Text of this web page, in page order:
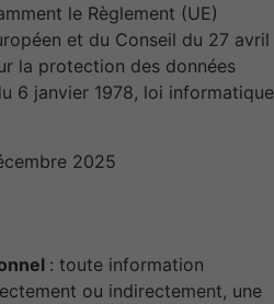
le Règlement (UE)
et du Conseil du 27 avril
la protection des données
6 janvier 1978, loi informatique
2025
: toute information
ou indirectement, une